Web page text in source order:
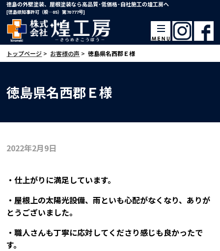
徳島の外壁塗装、屋根塗装なら高品質･低価格･自社施工の煌工房へ
[徳島県知事許可（般―05）第70777号]
トップページ > お客様の声 > 徳島県名西郡Ｅ様
徳島県名西郡Ｅ様
2022年2月9日
・仕上がりに満足しています。
・屋根上の太陽光設備、雨といも心配がなくなり、ありが
とうございました。
・職人さんも丁寧に応対してくださり感じも良かったで
す。